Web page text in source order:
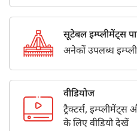
सूटेबल इम्प्लीमेंट्स
अनेकों उपलब्ध
वीडियोज
ट्रैक्टर्स, इम्प्लीमेंट्स
के लिए वीडियो देखें